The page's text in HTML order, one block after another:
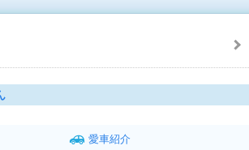
愛車紹介